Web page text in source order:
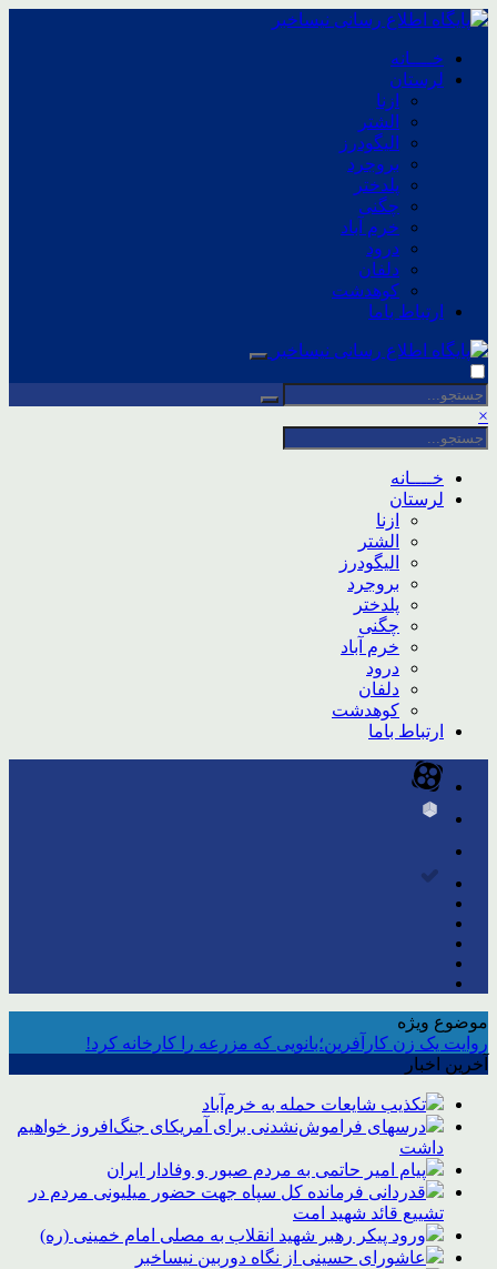
خــــانه
لرستان
ازنا
الشتر
الیگودرز
بروجرد
پلدختر
چگنی
خرم آباد
درود
دلفان
کوهدشت
ارتباط باما
×
خــــانه
لرستان
ازنا
الشتر
الیگودرز
بروجرد
پلدختر
چگنی
خرم آباد
درود
دلفان
کوهدشت
ارتباط باما
موضوع ویژه
روایت یک زن کارآفرین؛بانویی که مزرعه را کارخانه کرد!
آخرین اخبار
تکذیب شایعات حمله به خرم‌آباد
درسهای فراموش‌نشدنی برای آمریکای جنگ‌افروز خواهیم
داشت
پیام امیر حاتمی به مردم صبور و وفادار ایران
قدردانی فرمانده کل سپاه جهت حضور میلیونی مردم در
تشییع قائد شهید امت
ورود پیکر رهبر شهید انقلاب به مصلی امام خمینی (ره)
عاشورای حسینی از نگاه دوربین نیساخبر